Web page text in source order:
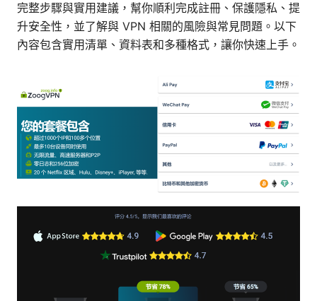
完整步驟與實用建議，幫你順利完成註冊、保護隱私、提
升安全性，並了解與 VPN 相關的風險與常見問題。以下
內容包含實用清單、資料表和多種格式，讓你快速上手。